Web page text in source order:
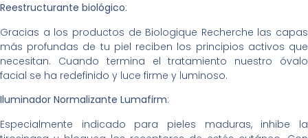
Reestructurante biológico:
Gracias a los productos de Biologique Recherche las capas
más profundas de tu piel reciben los principios activos que
necesitan. Cuando termina el tratamiento nuestro óvalo
facial se ha redefinido y luce firme y luminoso.
Iluminador Normalizante Lumafirm:
Especialmente indicado para pieles maduras, inhibe la